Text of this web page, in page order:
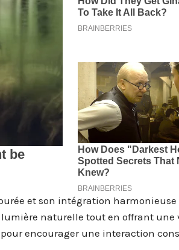
et son intégration harmonieuse
lumière naturelle tout en offrant une
encourager une interaction